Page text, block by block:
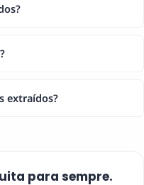
extraídos?
para sempre.